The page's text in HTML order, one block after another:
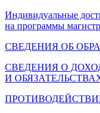
Индивидуальные
на программы
СВЕДЕНИЯ ОБ
СВЕДЕНИЯ О
И